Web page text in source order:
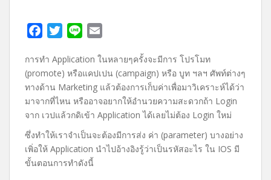
c
e
b
o
o
k
i
t
t
e
r
n
e
a
i
l
การทำ Application ในหลายๆครั้งจะมีการ โปรโมท
(promote) หรือแคปเปน (campaign) หรือ บูท ฯลฯ ศัพท์ต่างๆ
ทางด้าน Marketing แล้วต้องการเก็บค่าเพื่อมาวิเคราะห์ได้ว่า
มาจากที่ไหน หรืออาจอยากให้อำนวยความสะดวกถ้า Login
จาก เวปแล้วกดิเข้า Application ได้เลยไม่ต้อง Login ใหม่
ซึ่งทำให้เราจำเป็นจะต้องมีการส่ง ค่า (parameter) บางอย่าง
เพิ่อให้ Application นำไปอ้างอิงรู้ว่าเป็นรหัสอะไร ใน IOS มี
ขั้นตอนการทำดังนี้